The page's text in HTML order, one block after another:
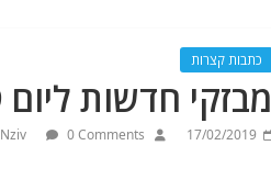
כתבות קצרות
מבזקי חדשות ליום 17-2-2019. מתעדכן
17/02/2019
Nziv 0 Comments